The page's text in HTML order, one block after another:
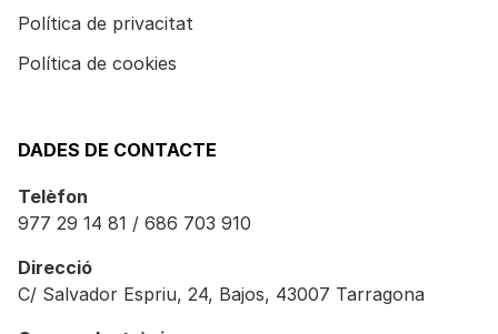
Política de privacitat
Política de cookies
DADES DE CONTACTE
Telèfon
977 29 14 81 / 686 703 910
Direcció
C/ Salvador Espriu, 24, Bajos, 43007 Tarragona